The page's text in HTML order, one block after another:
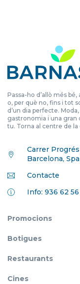
Passa-ho d’allò més
o, per què no, fins i tot
d’un dia perfecte.
gastronomia i una gran
tu. Torna al centre de la
Carrer
Barcelona,
Contacte
Info: 936 62 56
Promocions
Botigues
Restaurants
Cines